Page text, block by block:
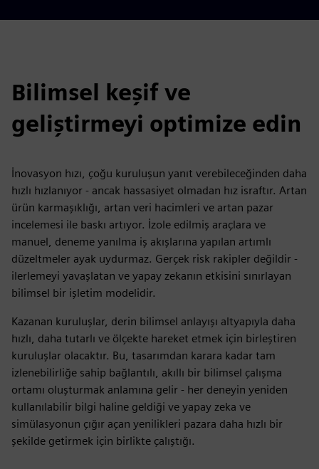
Bilimsel keşif ve
geliştirmeyi optimize edin
İnovasyon hızı, çoğu kuruluşun yanıt verebileceğinden daha
hızlı hızlanıyor - ancak hassasiyet olmadan hız israftır. Artan
ürün karmaşıklığı, artan veri hacimleri ve artan pazar
incelemesi ile baskı artıyor. İzole edilmiş araçlara ve
manuel, deneme yanılma iş akışlarına yapılan artımlı
düzeltmeler ayak uydurmaz. Gerçek risk rakipler değildir -
ilerlemeyi yavaşlatan ve yapay zekanın etkisini sınırlayan
bilimsel bir işletim modelidir.
Kazanan kuruluşlar, derin bilimsel anlayışı altyapıyla daha
hızlı, daha tutarlı ve ölçekte hareket etmek için birleştiren
kuruluşlar olacaktır. Bu, tasarımdan karara kadar tam
izlenebilirliğe sahip bağlantılı, akıllı bir bilimsel çalışma
ortamı oluşturmak anlamına gelir - her deneyin yeniden
kullanılabilir bilgi haline geldiği ve yapay zeka ve
simülasyonun çığır açan yenilikleri pazara daha hızlı bir
şekilde getirmek için birlikte çalıştığı.